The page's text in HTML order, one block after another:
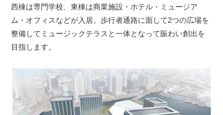
西棟は専門学校、東棟は商業施設・ホテル・ミュージア
ム・オフィスなどが入居。歩行者通路に面して2つの広場を
整備してミュージックテラスと一体となって賑わい創出を
目指します。